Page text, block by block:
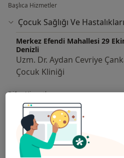
Başlıca Hizmetler
Çocuk Sağlığı Ve
Merkez Efendi Mahallesi 29
Denizli
Uzm. Dr. Aydan Cevriye
Çocuk Kliniği
Diğer Hizmetler
Apgar Skoru
Astım
Aşı Takibi